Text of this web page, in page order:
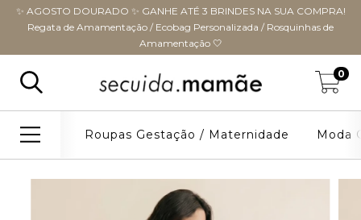
✨ AGOSTO DOURADO ✨ GANHE ATÉ 3 BRINDES NA SUA COMPRA!
Regata de Amamentação / Ecobag Personalizada / Rosquinhas de
Amamentação 🤍
0
Roupas Gestação / Maternidade Moda